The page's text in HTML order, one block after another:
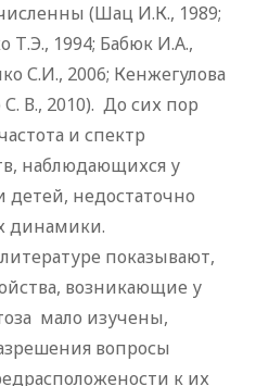
(Шац И.К., 1989;
Т.Э., 1994; Бабюк И.А.,
С.И., 2006; Кенжегулова
В., 2010). До сих пор
и спектр
наблюдающихся у
детей, недостаточно
динамики.
показывают,
возникающие у
мало изучены,
вопросы
к их